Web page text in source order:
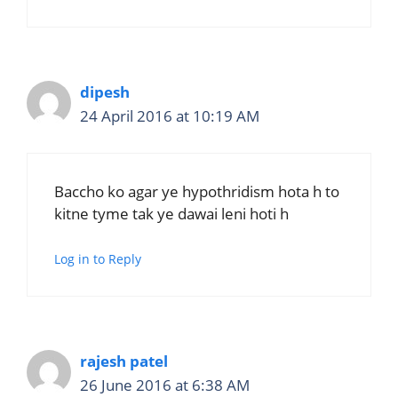
dipesh
24 April 2016 at 10:19 AM
Baccho ko agar ye hypothridism hota h to
kitne tyme tak ye dawai leni hoti h
Log in to Reply
rajesh patel
26 June 2016 at 6:38 AM